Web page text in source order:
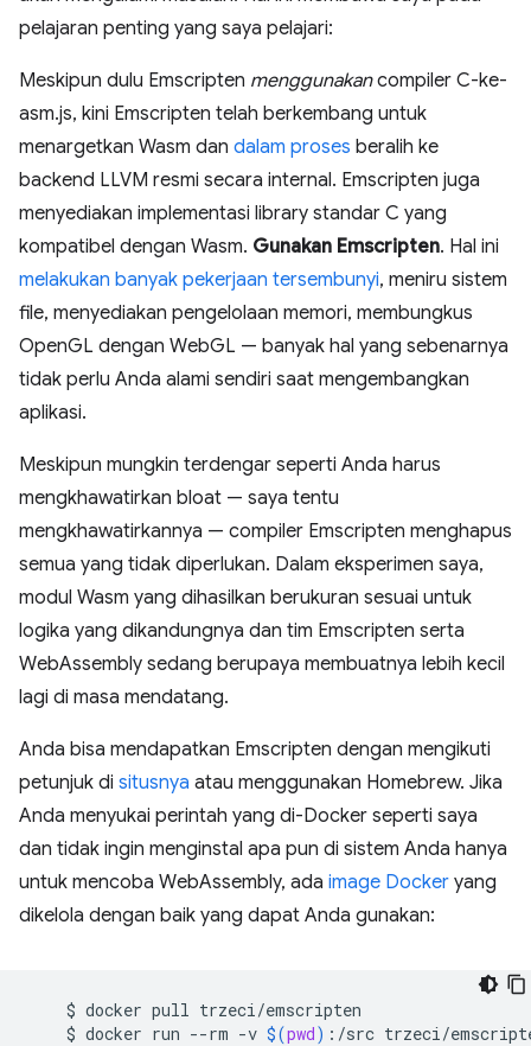
pelajaran penting yang saya pelajari:
Meskipun dulu Emscripten menggunakancompiler C-ke-
asm.js, kini Emscripten telah berkembang untuk
menargetkan Wasm dan dalam proses beralih ke
backend LLVM resmi secara internal. Emscripten juga
menyediakan implementasi library standar C yang
kompatibel dengan Wasm. Gunakan Emscripten. Hal ini
melakukan banyak pekerjaan tersembunyi, meniru sistem
file, menyediakan pengelolaan memori, membungkus
OpenGL dengan WebGL — banyak hal yang sebenarnya
tidak perlu Anda alami sendiri saat mengembangkan
aplikasi.
Meskipun mungkin terdengar seperti Anda harus
mengkhawatirkan bloat — saya tentu
mengkhawatirkannya — compiler Emscripten menghapus
semua yang tidak diperlukan. Dalam eksperimen saya,
modul Wasm yang dihasilkan berukuran sesuai untuk
logika yang dikandungnya dan tim Emscripten serta
WebAssembly sedang berupaya membuatnya lebih kecil
lagi di masa mendatang.
Anda bisa mendapatkan Emscripten dengan mengikuti
petunjuk di situsnya atau menggunakan Homebrew. Jika
Anda menyukai perintah yang di-Docker seperti saya
dan tidak ingin menginstal apa pun di sistem Anda hanya
untuk mencoba WebAssembly, ada image Docker yang
dikelola dengan baik yang dapat Anda gunakan:
$ docker pull
$ docker run --rm -v $(pwd) :/src trzeci/